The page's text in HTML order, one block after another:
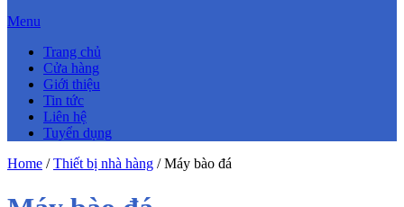
Menu
Trang chủ
Cửa hàng
Giới thiệu
Tin tức
Liên hệ
Tuyển dụng
Home /Thiết bị nhà hàng / Máy bào đá